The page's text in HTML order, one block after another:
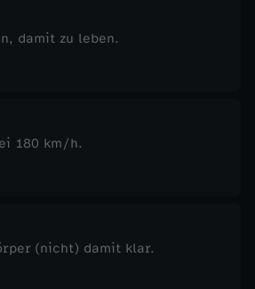
damit zu leben.
180 km/h.
(nicht) damit klar.